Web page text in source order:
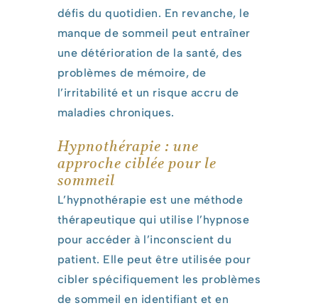
défis du quotidien. En revanche, le
manque de sommeil peut entraîner
une détérioration de la santé, des
problèmes de mémoire, de
l’irritabilité et un risque accru de
maladies chroniques.
Hypnothérapie : une
approche ciblée pour le
sommeil
L’hypnothérapie est une méthode
thérapeutique qui utilise l’hypnose
pour accéder à l’inconscient du
patient. Elle peut être utilisée pour
cibler spécifiquement les problèmes
de sommeil en identifiant et en